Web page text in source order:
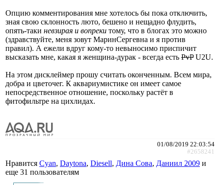
Опцию комментирования мне хотелось бы пока отключить,
зная свою склонность люто, бешено и нещадно флудить,
опять-таки невзирая и вопреки тому, что в блогах это можно
(здравствуйте, меня зовут МаринСергевна и я против
правил). А ежели вдруг кому-то невыносимо приспичит
высказать мне, какая я женщина-дурак - всегда есть PvPU2U.
На этом дисклеймер прошу считать оконченным. Всем мира,
добра и цветочег. К аквариумистике он имеет самое
непосредственное отношение, поскольку растёт в
фитофильтре на цихлидах.
01/08/2019 22:03:54
#2658241
Нравится Cyan, Daytona, Diesell, Дина Сова, Даниил 2009 и
еще 31 пользователям